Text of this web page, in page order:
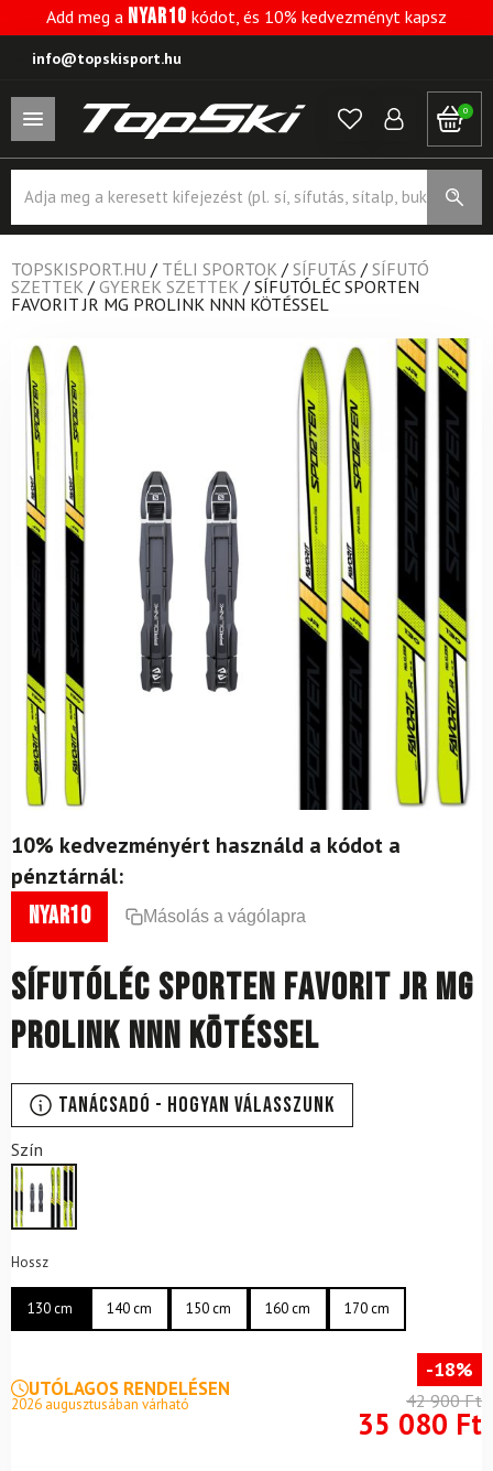
Add meg a NYAR10 kódot, és 10% kedvezményt kapsz
info@topskisport.hu
0
search
TOPSKISPORT.HU / TÉLI SPORTOK / SÍFUTÁS / SÍFUTÓ
SZETTEK / GYEREK SZETTEK / SÍFUTÓLÉC SPORTEN
FAVORIT JR MG PROLINK NNN KÖTÉSSEL
10% kedvezményért használd a kódot a
pénztárnál:
nyar10 Másolás a vágólapra
Sífutóléc SPORTEN Favorit Jr Mg
Prolink NNN kötéssel
Tanácsadó - Hogyan válasszunk
Szín
Hossz
130 cm 140 cm 150 cm 160 cm 170 cm
UTÓLAGOS RENDELÉSEN
2026 augusztusában várható
-18%
42 900 Ft
35 080 Ft